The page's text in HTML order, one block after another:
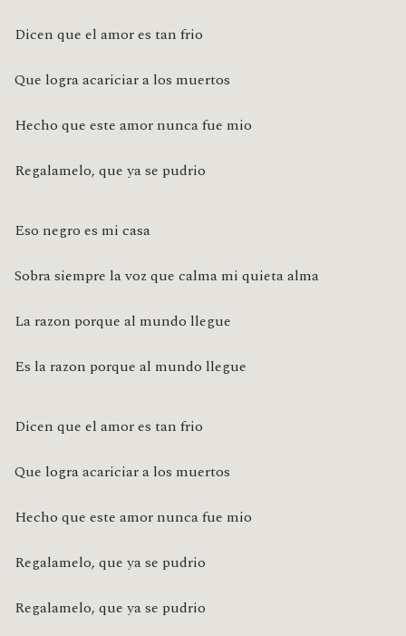
Dicen que el amor es tan frio
Que logra acariciar a los muertos
Hecho que este amor nunca fue mio
Regalamelo, que ya se pudrio
Eso negro es mi casa
Sobra siempre la voz que calma mi quieta alma
La razon porque al mundo llegue
Es la razon porque al mundo llegue
Dicen que el amor es tan frio
Que logra acariciar a los muertos
Hecho que este amor nunca fue mio
Regalamelo, que ya se pudrio
Regalamelo, que ya se pudrio